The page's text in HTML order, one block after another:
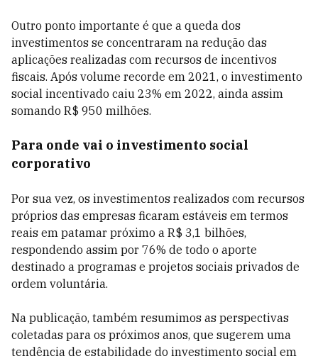
Outro ponto importante é que a queda dos
investimentos se concentraram na redução das
aplicações realizadas com recursos de incentivos
fiscais. Após volume recorde em 2021, o investimento
social incentivado caiu 23% em 2022, ainda assim
somando R$ 950 milhões.
Para onde vai o investimento social
corporativo
Por sua vez, os investimentos realizados com recursos
próprios das empresas ficaram estáveis em termos
reais em patamar próximo a R$ 3,1 bilhões,
respondendo assim por 76% de todo o aporte
destinado a programas e projetos sociais privados de
ordem voluntária.
Na publicação, também resumimos as perspectivas
coletadas para os próximos anos, que sugerem uma
tendência de estabilidade do investimento social em